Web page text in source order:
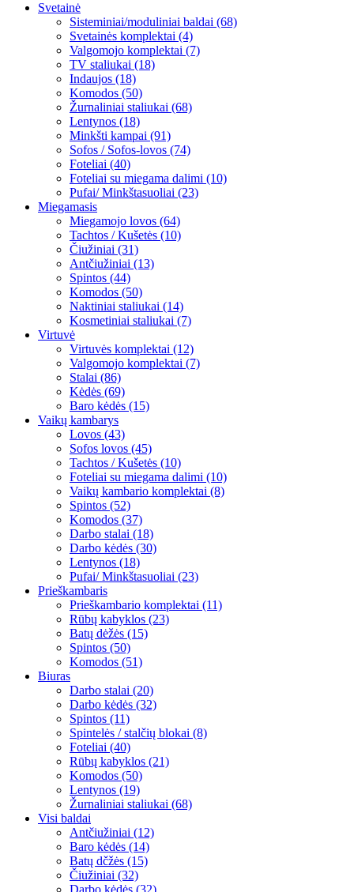
Svetainė
Sisteminiai/moduliniai baldai (68)
Svetainės komplektai (4)
Valgomojo komplektai (7)
TV staliukai (18)
Indaujos (18)
Komodos (50)
Žurnaliniai staliukai (68)
Lentynos (18)
Minkšti kampai (91)
Sofos / Sofos-lovos (74)
Foteliai (40)
Foteliai su miegama dalimi (10)
Pufai/ Minkštasuoliai (23)
Miegamasis
Miegamojo lovos (64)
Tachtos / Kušetės (10)
Čiužiniai (31)
Antčiužiniai (13)
Spintos (44)
Komodos (50)
Naktiniai staliukai (14)
Kosmetiniai staliukai (7)
Virtuvė
Virtuvės komplektai (12)
Valgomojo komplektai (7)
Stalai (86)
Kėdės (69)
Baro kėdės (15)
Vaikų kambarys
Lovos (43)
Sofos lovos (45)
Tachtos / Kušetės (10)
Foteliai su miegama dalimi (10)
Vaikų kambario komplektai (8)
Spintos (52)
Komodos (37)
Darbo stalai (18)
Darbo kėdės (30)
Lentynos (18)
Pufai/ Minkštasuoliai (23)
Prieškambaris
Prieškambario komplektai (11)
Rūbų kabyklos (23)
Batų dėžės (15)
Spintos (50)
Komodos (51)
Biuras
Darbo stalai (20)
Darbo kėdės (32)
Spintos (11)
Spintelės / stalčių blokai (8)
Foteliai (40)
Rūbų kabyklos (21)
Komodos (50)
Lentynos (19)
Žurnaliniai staliukai (68)
Visi baldai
Antčiužiniai (12)
Baro kėdės (14)
Batų dčžės (15)
Čiužiniai (32)
Darbo kėdės (32)